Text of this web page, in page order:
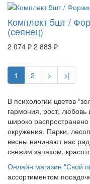
Комплект 5шт /
(сеянец)
2 074 ₽ 2 883 ₽
1 2 > >|
В психологии цветов
гармония, рост,
широко
окружения. Парки,
весны начинают нас
свежим запахом,
Онлайн магазин "Свой
ассортиментом